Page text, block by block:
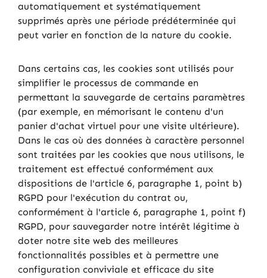
automatiquement et systématiquement
supprimés après une période prédéterminée qui
peut varier en fonction de la nature du cookie.
Dans certains cas, les cookies sont utilisés pour
simplifier le processus de commande en
permettant la sauvegarde de certains paramètres
(par exemple, en mémorisant le contenu d'un
panier d'achat virtuel pour une visite ultérieure).
Dans le cas où des données à caractère personnel
sont traitées par les cookies que nous utilisons, le
traitement est effectué conformément aux
dispositions de l'article 6, paragraphe 1, point b)
RGPD pour l'exécution du contrat ou,
conformément à l'article 6, paragraphe 1, point f)
RGPD, pour sauvegarder notre intérêt légitime à
doter notre site web des meilleures
fonctionnalités possibles et à permettre une
configuration conviviale et efficace du site